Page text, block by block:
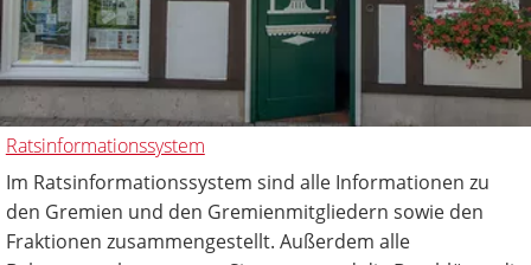
Ratsinformationssystem
Im Ratsinformationssystem sind alle Informationen zu
den Gremien und den Gremienmitgliedern sowie den
Fraktionen zusammengestellt. Außerdem alle